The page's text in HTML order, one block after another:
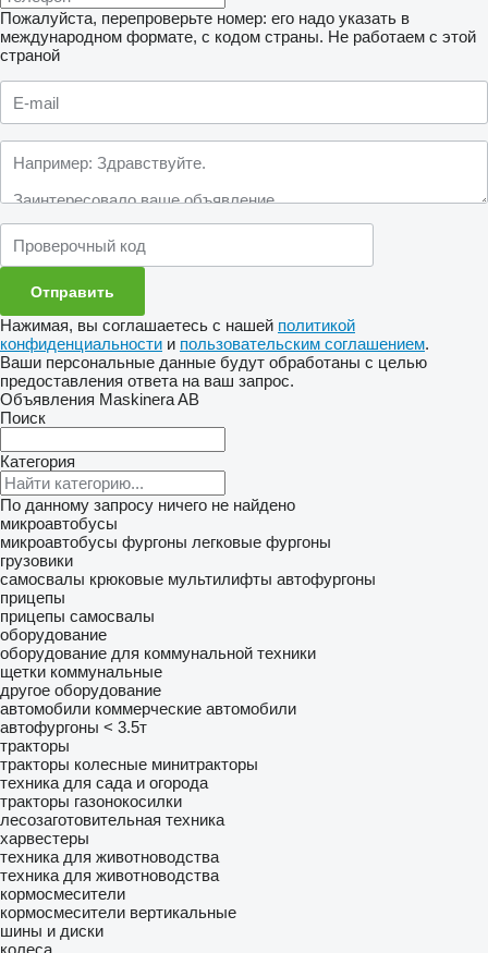
Пожалуйста, перепроверьте номер: его надо указать в
международном формате, с кодом страны. Не работаем с этой
страной
Нажимая, вы соглашаетесь с нашей политикой
конфиденциальности и пользовательским соглашением.
Ваши персональные данные будут обработаны с целью
предоставления ответа на ваш запрос.
Объявления Maskinera AB
Поиск
Категория
По данному запросу ничего не найдено
микроавтобусы
микроавтобусы фургоны легковые фургоны
грузовики
самосвалы крюковые мультилифты автофургоны
прицепы
прицепы самосвалы
оборудование
оборудование для коммунальной техники
щетки коммунальные
другое оборудование
автомобили коммерческие автомобили
автофургоны < 3.5т
тракторы
тракторы колесные минитракторы
техника для сада и огорода
тракторы газонокосилки
лесозаготовительная техника
харвестеры
техника для животноводства
техника для животноводства
кормосмесители
кормосмесители вертикальные
шины и диски
колеса